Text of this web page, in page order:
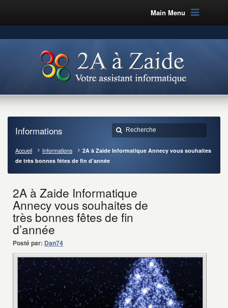
Main Menu
Informations
Accueil Informations
2A à Zaide Informatique Annecy vous souhaites
de très bonnes fêtes de fin d’année
2A à Zaide Informatique
Annecy vous souhaites de
très bonnes fêtes de fin
d’année
Posté par: Dan74